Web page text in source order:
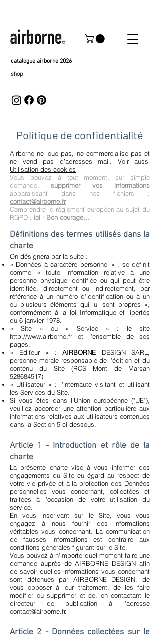
catalogue airborne 2026
shop
Politique de confidentialité
Airborne ne loue pas, ne commercialise pas et
ne vend pas d’adresses mail. Voir aussi
Utilisation des cookies
Vous pouvez à tout moment, sur simple
demande,supprimer vos informations
apparaissant dans nos fichiers :
contact@airborne.fr
Comprendre le règlement européen au sujet du
RGPD : ici - Bon courage...
Définitions des termes utilisés dans la
charte
On désignera par la suite :
« Données à caractère personnel » : se définit
comme « toute information relative à une
personne physique identifiée ou qui peut être
identifiée, directement ou indirectement, par
référence à un numéro d'identification ou à un
ou plusieurs éléments qui lui sont propres »,
conformément à la loi Informatique et libertés
du 6 janvier 1978.
« Site » ou « Service » : le site
http://www.airborne.fr et l'ensemble de ses
pages.
« Editeur » : AIRBORNE DESIGN SARL,
personne morale responsable de l'édition et du
contenu du Site (RCS Mont de Marsan
528684517)
« Utilisateur » : l'internaute visitant et utilisant
les Services du Site.
Si vous êtes dans l’Union européenne ("UE"),
veuillez accorder une attention particulière aux
informations relatives aux utilisateurs contenues
dans la Section 5 ci-dessous.
Article 1 - Introduction et rôle de la
charte
La présente charte vise à vous informer des
engagements du Site eu égard au respect de
votre vie privée et à la protection des Données
personnelles vous concernant, collectées et
traitées à l'occasion de votre utilisation du
service.
En vous inscrivant sur le Site, vous vous
engagez à nous fournir des informations
véritables vous concernant. La communication
de fausses informations est contraire aux
conditions générales figurant sur le Site.
Vous pouvez à n'importe quel moment faire une
demande auprès de AIRBORNE DESIGN afin
de savoir quelles informations vous concernant
sont détenues par AIRBORNE DESIGN, de
vous opposer à leur traitement, de les faire
modifier ou supprimer et ce, en contactant le
directeur de publication à l'adresse
contact@airborne.fr.
Article 2 - Données collectées sur le